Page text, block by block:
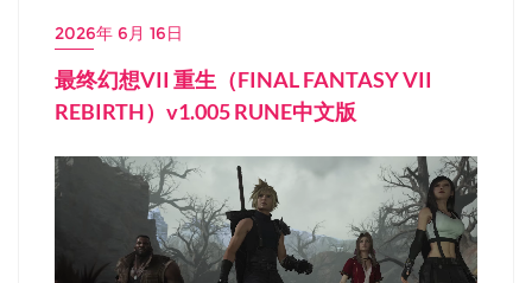
2026年 6月 16日
最终幻想VII 重生（FINAL FANTASY VII
REBIRTH）v1.005 RUNE中文版